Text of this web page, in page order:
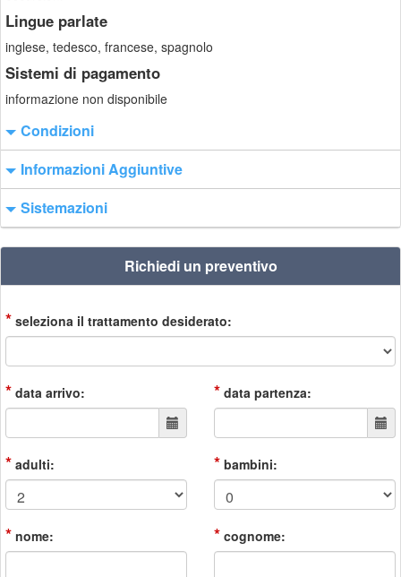
Lingue parlate
inglese, tedesco, francese, spagnolo
Sistemi di pagamento
informazione non disponibile
Condizioni
Informazioni Aggiuntive
Sistemazioni
Richiedi un preventivo
* seleziona il trattamento desiderato:
* data arrivo: * data partenza:
* adulti: * bambini:
* nome: * cognome: